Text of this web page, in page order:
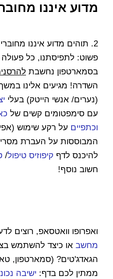
מדוע איננו
2. תוהים מדוע איננו
פשוט: לתפיסתנו, כל
בסמארטפון נחשבת
השדרה! מגיעים אלינו
(נערים/ אנשי הייטק) בעלי
עם סימפטומים קשים של
וכתפיים על רקע שימוש
המבוססות על העברת
להיכנס לדף קיפוזיס טיפול/
חשוב נוסף!
ואפרופו וואטסאפ, רוצים
מחשב או כיצד להשתמש
הגאדג'טים? (סמארטפון,
ממתין לכם בדף: ישיבה